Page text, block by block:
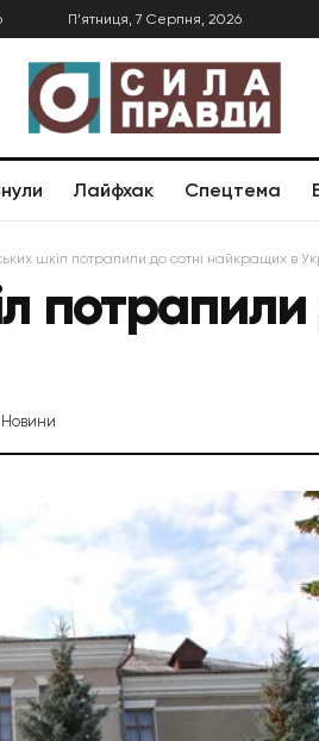
П’ятниця, 7 Серпня, 2026
Лайфхак Спецтема
шкіл потрапили до сотні найкращих в
Новини